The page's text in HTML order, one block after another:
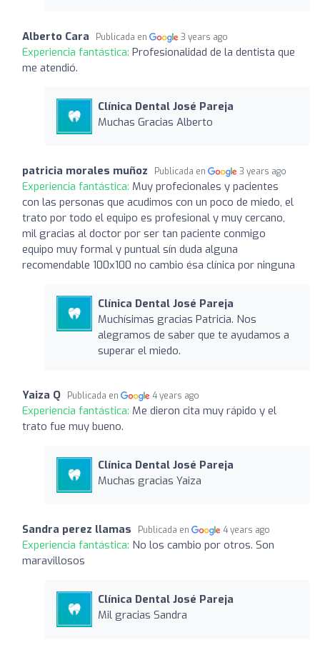
Alberto Cara Publicada en 3 years ago
Experiencia fantástica: Profesionalidad de la dentista que
me atendió.
Clínica Dental José Pareja
Muchas Gracias Alberto
patricia morales muñoz Publicada en 3 years ago
Experiencia fantástica: Muy profecionales y pacientes
con las personas que acudimos con un poco de miedo, el
trato por todo el equipo es profesional y muy cercano,
mil gracias al doctor por ser tan paciente conmigo
equipo muy formal y puntual sín duda alguna
recomendable 100x100 no cambio ésa clínica por ninguna
Clínica Dental José Pareja
Muchísimas gracias Patricia. Nos
alegramos de saber que te ayudamos a
superar el miedo.
Yaiza Q Publicada en 4 years ago
Experiencia fantástica: Me dieron cita muy rápido y el
trato fue muy bueno.
Clínica Dental José Pareja
Muchas gracias Yaiza
Sandra perez llamas Publicada en 4 years ago
Experiencia fantástica: No los cambio por otros. Son
maravillosos
Clínica Dental José Pareja
Mil gracias Sandra